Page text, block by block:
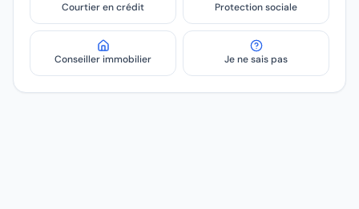
Courtier en crédit Protection sociale
Conseiller immobilier Je ne sais pas